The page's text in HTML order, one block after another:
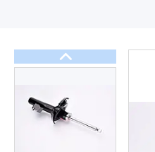
Корнева група